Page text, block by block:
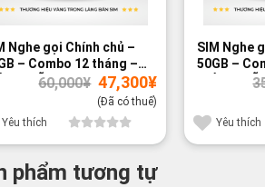
Nghe gọi Chính chủ –
– Combo 12 tháng –
ƯU ĐÃI60,000¥
Giá
gốc
là:
60,000¥.
47,300¥Giá
47,300¥.
(Đã có thuế)
Yêu thích
SIM Nghe
50GB –
GIÁ ƯU ĐÃI
Yêu thích
phẩm tương tự